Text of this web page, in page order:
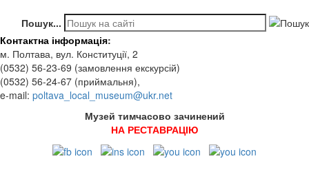
Пошук...
Контактна інформація:
м. Полтава, вул. Конституції, 2
(0532) 56-23-69 (замовлення екскурсій)
(0532) 56-24-67 (приймальня),
e-mail: poltava_local_museum@ukr.net
Музей тимчасово зачинений
НА РЕСТАВРАЦІЮ